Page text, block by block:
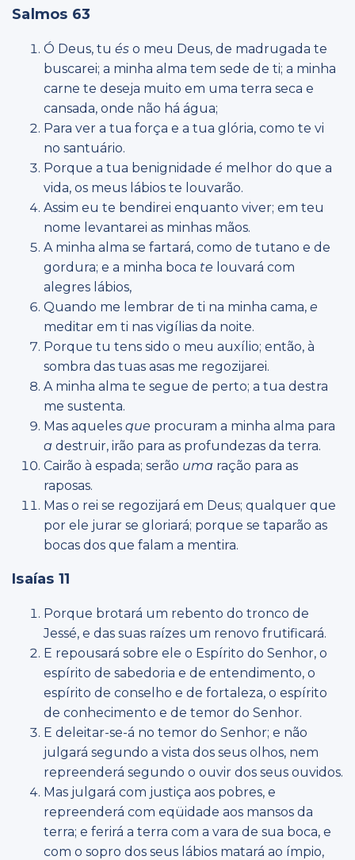
Salmos 63
Ó Deus, tu és o meu Deus, de madrugada te
buscarei; a minha alma tem sede de ti; a minha
carne te deseja muito em uma terra seca e
cansada, onde não há água;
Para ver a tua força e a tua glória, como te vi
no santuário.
Porque a tua benignidade é melhor do que a
vida, os meus lábios te louvarão.
Assim eu te bendirei enquanto viver; em teu
nome levantarei as minhas mãos.
A minha alma se fartará, como de tutano e de
gordura; e a minha boca te louvará com
alegres lábios,
Quando me lembrar de ti na minha cama, e
meditar em ti nas vigílias da noite.
Porque tu tens sido o meu auxílio; então, à
sombra das tuas asas me regozijarei.
A minha alma te segue de perto; a tua destra
me sustenta.
Mas aqueles que procuram a minha alma para
a destruir, irão para as profundezas da terra.
Cairão à espada; serão uma ração para as
raposas.
Mas o rei se regozijará em Deus; qualquer que
por ele jurar se gloriará; porque se taparão as
bocas dos que falam a mentira.
Isaías 11
Porque brotará um rebento do tronco de
Jessé, e das suas raízes um renovo frutificará.
E repousará sobre ele o Espírito do Senhor, o
espírito de sabedoria e de entendimento, o
espírito de conselho e de fortaleza, o espírito
de conhecimento e de temor do Senhor.
E deleitar-se-á no temor do Senhor; e não
julgará segundo a vista dos seus olhos, nem
repreenderá segundo o ouvir dos seus ouvidos.
Mas julgará com justiça aos pobres, e
repreenderá com eqüidade aos mansos da
terra; e ferirá a terra com a vara de sua boca, e
com o sopro dos seus lábios matará ao ímpio,